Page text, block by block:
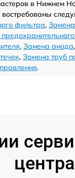
в Нижнем
востребованы
фильтра,
, Замена анода,
, Замена труб
.
центра